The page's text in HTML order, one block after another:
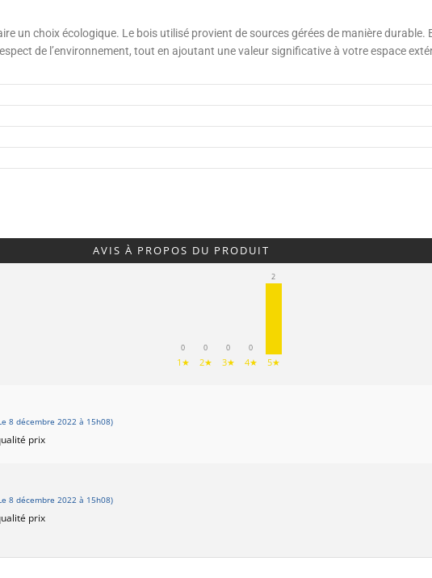
un choix écologique. Le bois utilisé provient de sources gérées de manière
de l’environnement, tout en ajoutant une valeur significative à votre espace
AVIS À PROPOS DU PRODUIT
0
1★
0
2★
0
3★
0
4★
2
5★
8 décembre 2022 à 15h08)
prix
8 décembre 2022 à 15h08)
prix